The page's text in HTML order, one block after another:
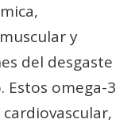
y
del desgaste
Estos omega-3